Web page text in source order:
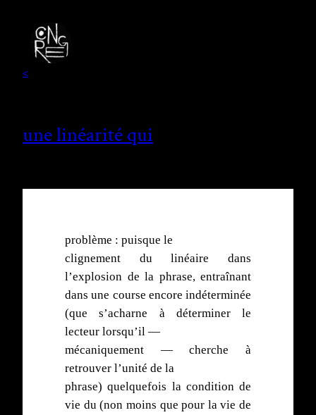
<
une linéarité qui
problème : puisque le
clignement du linéaire dans
l’explosion de la phrase, entraînant
dans une course encore indéterminée
(que s’acharne à déterminer le
lecteur lorsqu’il —
mécaniquement — cherche à
retrouver l’unité de la
phrase) quelquefois la condition de
vie du (non moins que pour la vie de